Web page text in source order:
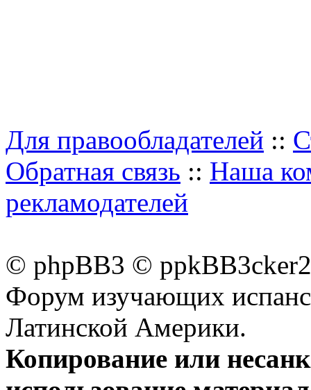
Для правообладателей ::
Обратная связь :: Наша
рекламодателей
© phpBB3 ©
Форум изучающих
Латинской Америки.
Копирование или